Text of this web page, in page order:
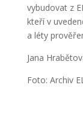
vybudovat z
kteří v
a léty
Jana
Foto: Archiv